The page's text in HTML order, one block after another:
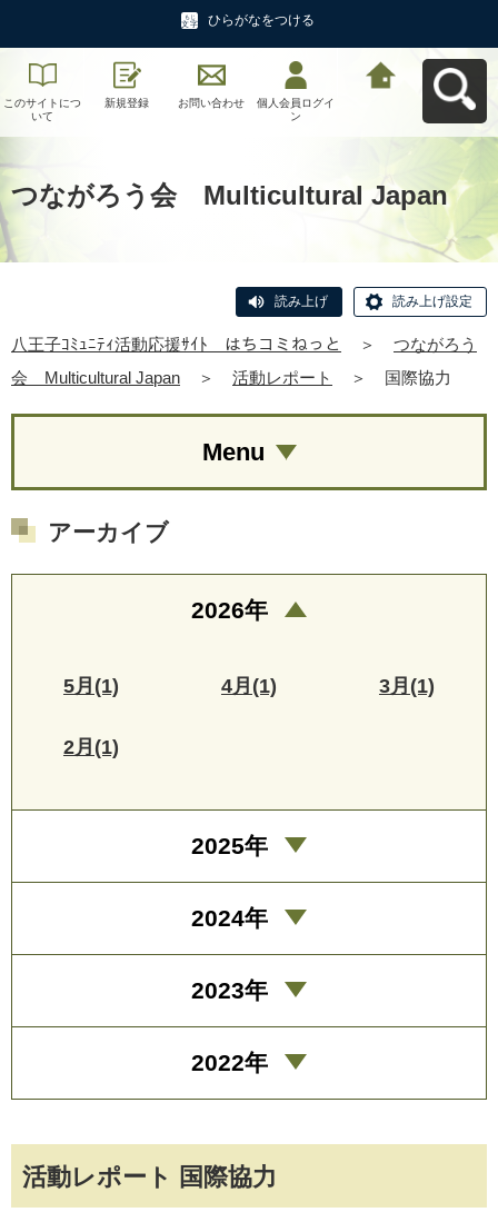
ひらがなをつける
このサイトにつ
いて
新規登録 お問い合わせ
個人会員ログイ
ン
つながろう会 Multicultural Japan
読み上げ 読み上げ設定
八王子ｺﾐｭﾆﾃｨ活動応援ｻｲﾄ はちコミねっと ＞
つながろう
会 Multicultural Japan
＞ 活動レポート ＞ 国際協力
活動レポート 国際協力
Menu
アーカイブ
2026年
5月(1) 4月(1) 3月(1)
2月(1)
2025年
2024年
2023年
2022年